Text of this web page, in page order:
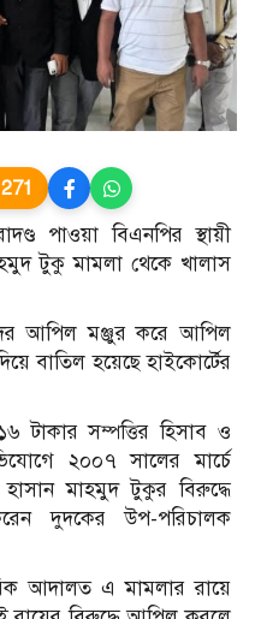
271
পাওয়া বিএনপির স্থায়ী
টুকু মামলা থেকে খালাস
আপিল মঞ্জুর করে আপিল
বাতিল হয়েছে হাইকোর্টের
সম্পত্তির হিসাব ও
২০০৭ সালের মার্চে
হাসান মাহমুদ টুকুর বিরুদ্ধে
দুদকের উপ-পরিচালক
আদালত এ মামলার রায়ে